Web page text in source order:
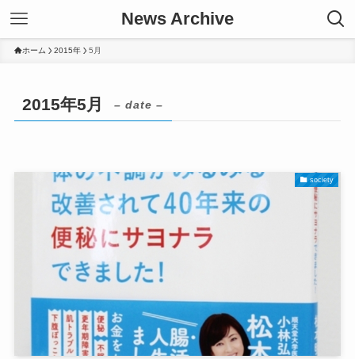
News Archive
ホーム 2015年 5月
2015年5月 – date –
society